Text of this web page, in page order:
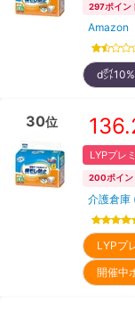
297ポイン
Amazon
d㌽
30位
LYPプレ
200ポイン
介護倉庫
LYPプ
開催中